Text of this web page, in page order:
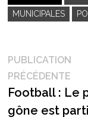
MUNICIPALES
de
l’article
PUBLICATION
PRÉCÉDENTE
Football : Le
gône est